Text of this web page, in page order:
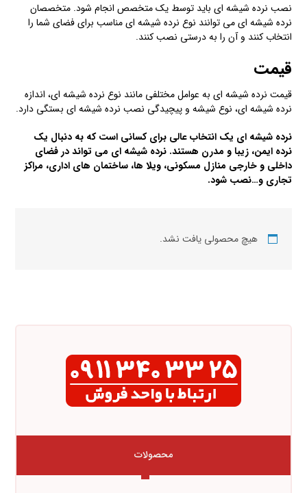
نصب نرده شیشه ای باید توسط یک متخصص انجام شود. متخصصان
نرده شیشه ای می توانند نوع نرده شیشه ای مناسب برای فضای شما را
انتخاب کنند و آن را به درستی نصب کنند.
قیمت
قیمت نرده شیشه ای به عوامل مختلفی مانند نوع نرده شیشه ای، اندازه
نرده شیشه ای، نوع شیشه و پیچیدگی نصب نرده شیشه ای بستگی دارد.
نرده شیشه ای یک انتخاب عالی برای کسانی است که به دنبال یک
نرده ایمن، زیبا و مدرن هستند. نرده شیشه ای می تواند در فضای
داخلی و خارجی منازل مسکونی، ویلا ها، ساختمان های اداری، مراکز
تجاری و…نصب شود.
هیچ محصولی یافت نشد.
محصولات